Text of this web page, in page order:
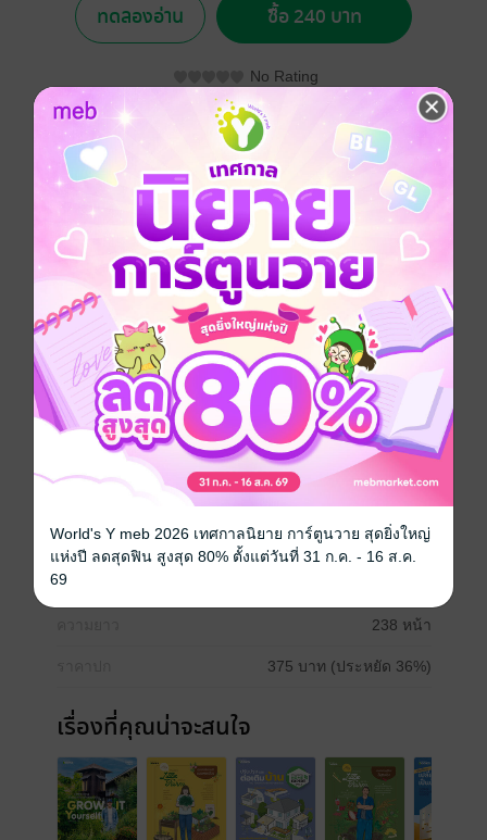
ทดลองอ่าน ซื้อ 240 บาท
No Rating
อยากได้ ซื้อเป็นของขวัญ ติดตาม แชร์
รวบรวมหลักการสำคัญในการทำธุรกิจไม้ประดับ โดยผ่าน
การถ่ายทอดประสบการณ์จริงจากเจ้าของสวนที่สร้าง
ธุรกิจจากความรัก หมั่นเพียรศึกษาหาความรู้ ต่อยอดสู่การ
สร้างพื้นที่เพื่อสะสมสิ่งที่รัก จนพัฒนาไปสู่การสร้างอาชีพ
ซึ่งมีเทคนิคการปลูกเลี้ยง คำแนะนำทั้งวิธีการบริหาร
จัดการสวน ช่องทางการทำตลาดออนไลน์ การจัดจำหน่าย
รวมไปถึงเคล็ดลับเล็กๆน้อยๆอย่างการขยายพันธุ์ การทำ
โรงเรือน การส่งออกและการบรรจุหีบห่อ ทั้งสวนของคน
รุ่นใหม่ที่มีขนาดเล็ก (Small) ขนาดกลาง (Medium) และ
สวนขนาดใหญ่ (Large) ที่ผ่านประสบการณ์ในวงการ
มายาวนานมากถึง 24 สวน
ประเภทไฟล์ pdf
วันที่วางขาย
238 หน้า
375 บาท (ประหยัด 36%)
เรื่องที่คุณน่าจะสนใจ
World's Y meb 2026 เทศกาลนิยาย การ์ตูนวาย สุดยิ่งใหญ่
แห่งปี ลดสุดฟิน สูงสุด 80% ตั้งแต่วันที่ 31 ก.ค. - 16 ส.ค.
69